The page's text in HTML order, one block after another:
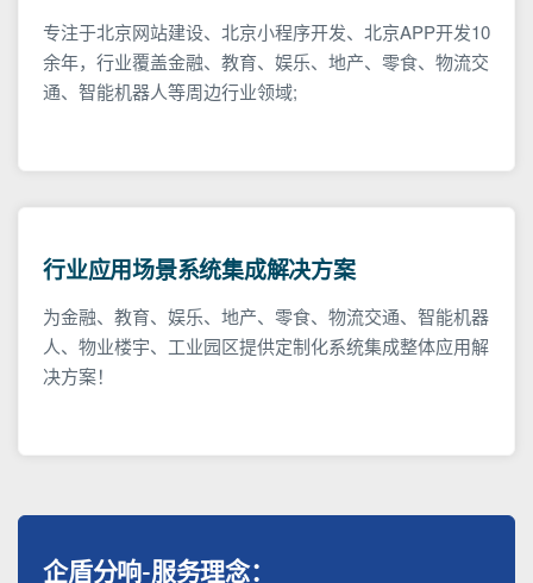
专注于北京网站建设、北京小程序开发、北京APP开发10
余年，行业覆盖金融、教育、娱乐、地产、零食、物流交
通、智能机器人等周边行业领域;
行业应用场景系统集成解决方案
为金融、教育、娱乐、地产、零食、物流交通、智能机器
人、物业楼宇、工业园区提供定制化系统集成整体应用解
决方案！
企盾分响-服务理念：